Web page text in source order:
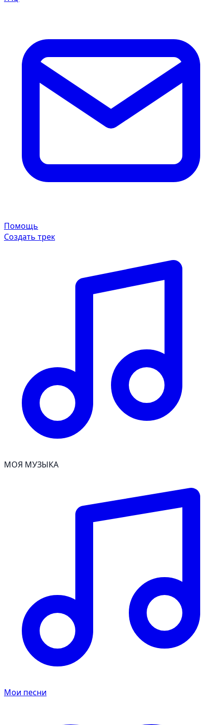
Помощь
Создать трек
МОЯ МУЗЫКА
Мои песни